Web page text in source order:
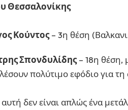
Θεσσαλονίκης
Κούντος– 3η θέση
Σπονδυλίδης– 18η θέση,
πολύτιμο εφόδιο για τη
δεν είναι απλώς ένα